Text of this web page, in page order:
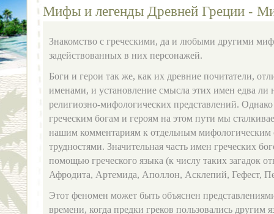
Мифы и легенды Древней Греции -
Знакомство с греческими, да и любыми другими
задействованных в них персонажей.
Боги и герои так же, как их древние почитатели,
именами, и установление смысла этих имен едва ли
религиозно-мифологических представлений.
греческим богам и героям на этом пути мы
нашим комментариям к отдельным
трудностями. Значительная часть имен греческих
помощью греческого языка (к числу таких загадок
Афродита, Артемида, Аполлон, Асклепий, Гефест,
Этот феномен может быть объяснен
времени, когда предки греков пользовались другим